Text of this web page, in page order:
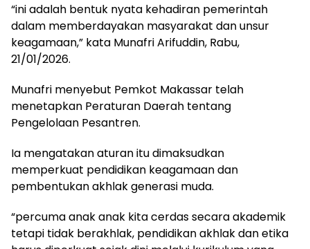
“ini adalah bentuk nyata kehadiran pemerintah
dalam memberdayakan masyarakat dan unsur
keagamaan,” kata Munafri Arifuddin, Rabu,
21/01/2026.
Munafri menyebut Pemkot Makassar telah
menetapkan Peraturan Daerah tentang
Pengelolaan Pesantren.
Ia mengatakan aturan itu dimaksudkan
memperkuat pendidikan keagamaan dan
pembentukan akhlak generasi muda.
“percuma anak anak kita cerdas secara akademik
tetapi tidak berakhlak, pendidikan akhlak dan etika